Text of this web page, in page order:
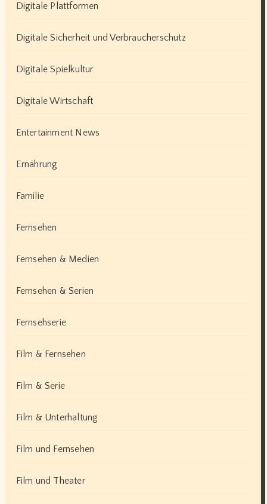
Digitale Plattformen
Digitale Sicherheit und Verbraucherschutz
Digitale Spielkultur
Digitale Wirtschaft
Entertainment News
Ernährung
Familie
Fernsehen
Fernsehen & Medien
Fernsehen & Serien
Fernsehserie
Film & Fernsehen
Film & Serie
Film & Unterhaltung
Film und Fernsehen
Film und Theater